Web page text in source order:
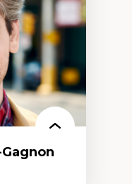
qualitative